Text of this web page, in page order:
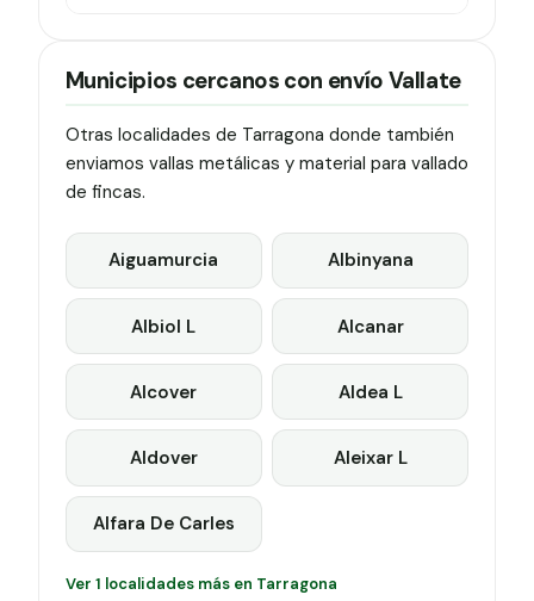
Municipios cercanos con envío Vallate
Otras localidades de Tarragona donde también
enviamos vallas metálicas y material para vallado
de fincas.
Aiguamurcia Albinyana
Albiol L Alcanar
Alcover Aldea L
Aldover Aleixar L
Alfara De Carles
Ver 1 localidades más en Tarragona